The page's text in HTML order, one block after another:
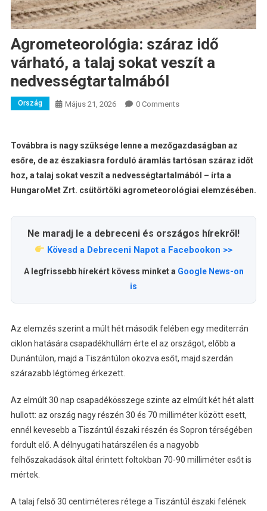
Agrometeorológia: száraz idő
várható, a talaj sokat veszít a
nedvességtartalmából
Ország Május 21, 2026 0 Comments
Továbbra is nagy szüksége lenne a mezőgazdaságban az
esőre, de az északiasra forduló áramlás tartósan száraz időt
hoz, a talaj sokat veszít a nedvességtartalmából – írta a
HungaroMet Zrt. csütörtöki agrometeorológiai elemzésében.
Ne maradj le a debreceni és országos hírekről!
Kövesd a Debreceni Napot a Facebookon >>
A legfrissebb hírekért kövess minket a Google News-on
is
Az elemzés szerint a múlt hét második felében egy mediterrán
ciklon hatására csapadékhullám érte el az országot, előbb a
Dunántúlon, majd a Tiszántúlon okozva esőt, majd szerdán
szárazabb légtömeg érkezett.
Az elmúlt 30 nap csapadékösszege szinte az elmúlt két hét alatt
hullott: az ország nagy részén 30 és 70 milliméter között esett,
ennél kevesebb a Tiszántúl északi részén és Sopron térségében
fordult elő. A délnyugati határszélen és a nagyobb
felhőszakadások által érintett foltokban 70-90 milliméter esőt is
mértek.
A talaj felső 30 centiméteres rétege a Tiszántúl északi felének